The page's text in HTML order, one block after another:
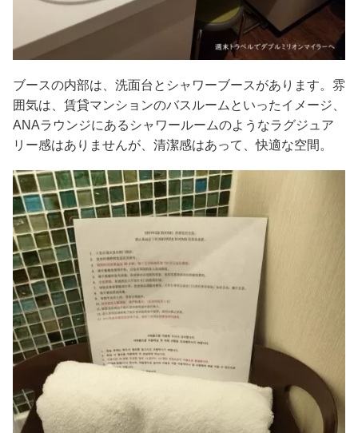
ブースの内部は、洗面台とシャワーブースがあります。雰
囲気は、賃貸マンションのバスルームといったイメージ、
ANAラウンジにあるシャワールームのようなラグジュア
リー感はありませんが、清潔感はあって、快適な空間。